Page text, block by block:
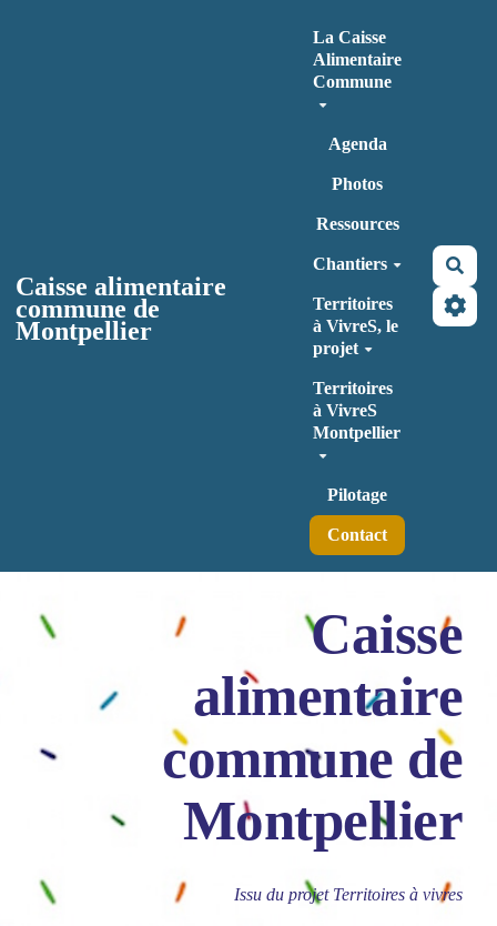
Caisse alimentaire
commune de
Montpellier
La Caisse
Alimentaire
Commune
Agenda
Photos
Ressources
Chantiers
Territoires
à VivreS, le
projet
Territoires
à VivreS
Montpellier
Pilotage
Contact
Caisse
alimentaire
commune de
Montpellier
Issu du projet Territoires à vivres